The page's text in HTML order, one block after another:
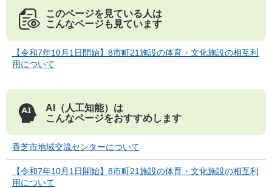
このページを見ている人は
こんなページも見ています
【令和7年10月1日開始】8市町21施設の体育・文化施設の相互利
用について
AI（人工知能）は
こんなページをおすすめします
香芝市地域交流センターについて
【令和7年10月1日開始】8市町21施設の体育・文化施設の相互利
用について